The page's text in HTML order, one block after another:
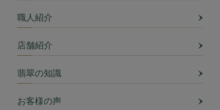
職人紹介
店舗紹介
翡翠の知識
お客様の声